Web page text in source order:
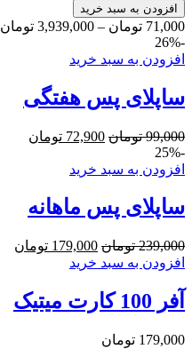
افزودن به سبد خرید
71,000 تومان –
3,939,000 تومان
-26%
افزودن به سبد خرید
ساپلای پس هفتگی
99,000 تومان 72,900 تومان
-25%
افزودن به سبد خرید
ساپلای پس ماهانه
239,000 تومان 179,000 تومان
افزودن به سبد خرید
آفر 100 کارت میتیک
179,000 تومان